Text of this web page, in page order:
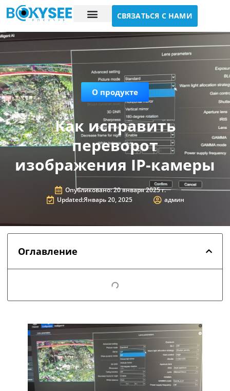
СВЯЗАТЬСЯ С НАМИ
О продукте
Как исправить
переворот
изображения IP-камеры
Опубликовано:20 января 2025 г.
Updated:Январь 20, 2025
админ
Оглавление